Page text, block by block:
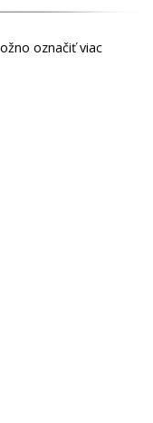
označiť viac